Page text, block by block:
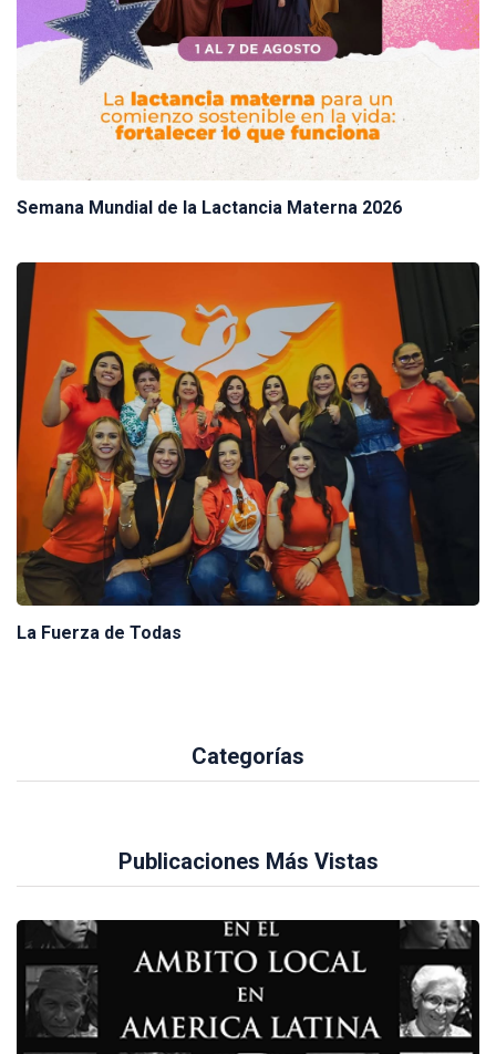
Semana Mundial de la Lactancia Materna 2026
La Fuerza de Todas
Categorías
Publicaciones Más Vistas